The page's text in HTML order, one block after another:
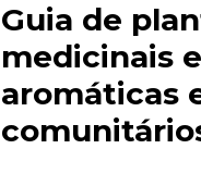
Guia de
medicinais e
aromáticas